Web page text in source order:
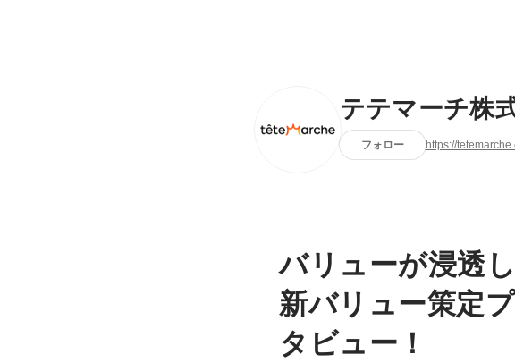
テテマーチ株
フォロー https://
バリューが浸透
新バリュー策定
タビュー！